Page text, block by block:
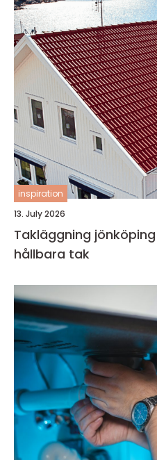
inspiration
13. July 2026
Takläggning
hållbara tak